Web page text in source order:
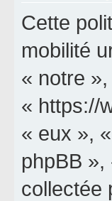
Cette
mobilité
« notre
« https://
« eux »,
phpBB »,
collectée